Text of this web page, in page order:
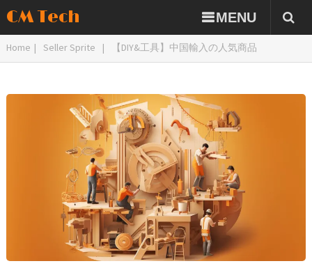
CM Tech MENU
Home | Seller Sprite | 【DIY&工具】中国輸入の人気商品